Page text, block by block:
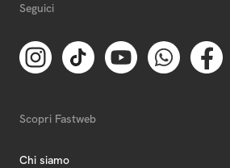
Seguici
Scopri Fastweb
Chi siamo